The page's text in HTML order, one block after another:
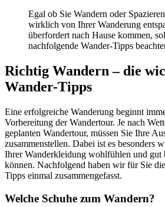
Egal ob Sie Wandern oder
wirklich von Ihrer Wanderung
überfordert nach Hause kommen,
nachfolgende Wander-Tipps
Richtig Wandern – die
Wander-Tipps
Eine erfolgreiche Wanderung beginnt
Vorbereitung der Wandertour. Je nach
geplanten Wandertour, müssen Sie Ihre
zusammenstellen. Dabei ist es besonders
Ihrer Wanderkleidung wohlfühlen und gut
können. Nachfolgend haben wir für Sie
Tipps einmal zusammengefasst.
Welche Schuhe zum Wandern?